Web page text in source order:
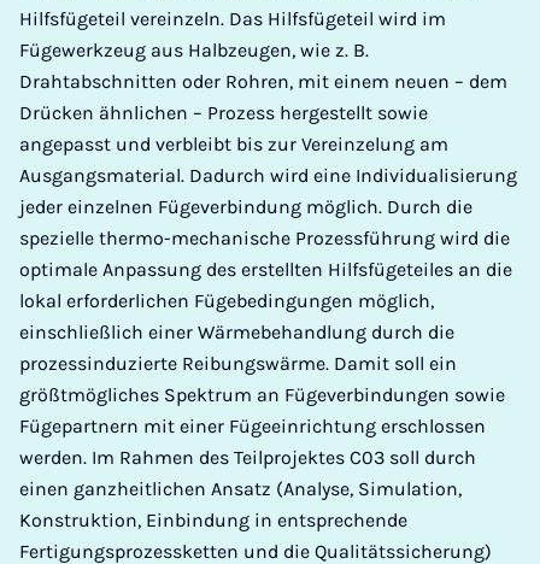
Hilfsfügeteil vereinzeln. Das Hilfsfügeteil wird im
Fügewerkzeug aus Halbzeugen, wie z. B.
Drahtabschnitten oder Rohren, mit einem neuen – dem
Drücken ähnlichen – Prozess hergestellt sowie
angepasst und verbleibt bis zur Vereinzelung am
Ausgangsmaterial. Dadurch wird eine Individualisierung
jeder einzelnen Fügeverbindung möglich. Durch die
spezielle thermo-mechanische Prozessführung wird die
optimale Anpassung des erstellten Hilfsfügeteiles an die
lokal erforderlichen Fügebedingungen möglich,
einschließlich einer Wärmebehandlung durch die
prozessinduzierte Reibungswärme. Damit soll ein
größtmögliches Spektrum an Fügeverbindungen sowie
Fügepartnern mit einer Fügeeinrichtung erschlossen
werden. Im Rahmen des Teilprojektes C03 soll durch
einen ganzheitlichen Ansatz (Analyse, Simulation,
Konstruktion, Einbindung in entsprechende
Fertigungsprozessketten und die Qualitätssicherung)